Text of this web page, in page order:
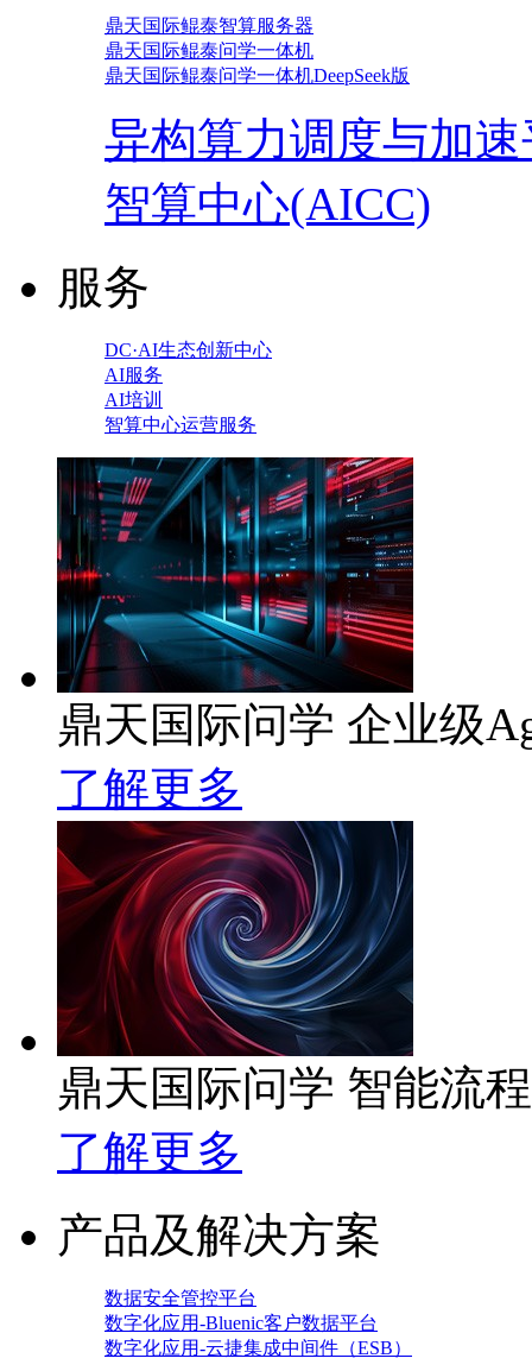
鼎天国际鲲泰智算服务器
鼎天国际鲲泰问学一体机
鼎天国际鲲泰问学一体机DeepSeek版
异构算力调度与加
智算中心(AICC)
服务
DC·AI生态创新中心
AI服务
AI培训
智算中心运营服务
鼎天国际问学 企业级
了解更多
鼎天国际问学 智能流
了解更多
产品及解决方案
数据安全管控平台
数字化应用-Bluenic客户数据平台
数字化应用-云捷集成中间件（ESB）